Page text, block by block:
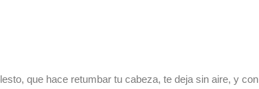
que hace retumbar tu cabeza, te deja sin aire, y con